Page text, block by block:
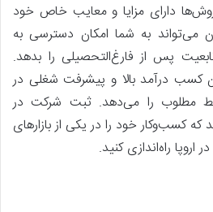
دارای مزایا و معایب خاص خود
به شما امکان دسترسی به
پس از فارغ‌التحصیلی را بدهد.
کسب درآمد بالا و پیشرفت شغلی در
مطلوب را می‌دهد. ثبت شرکت در
کسب‌وکار خود را در یکی از بازارهای
اروپا راه‌اندازی کنید.